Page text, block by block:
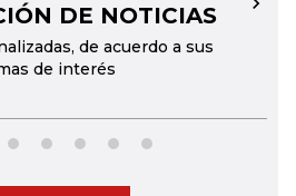
DE NOTICIAS
de acuerdo a sus
de interés
→